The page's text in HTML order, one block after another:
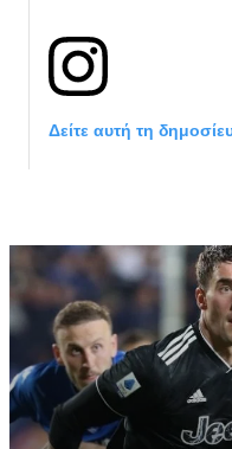
Δείτε αυτή τη